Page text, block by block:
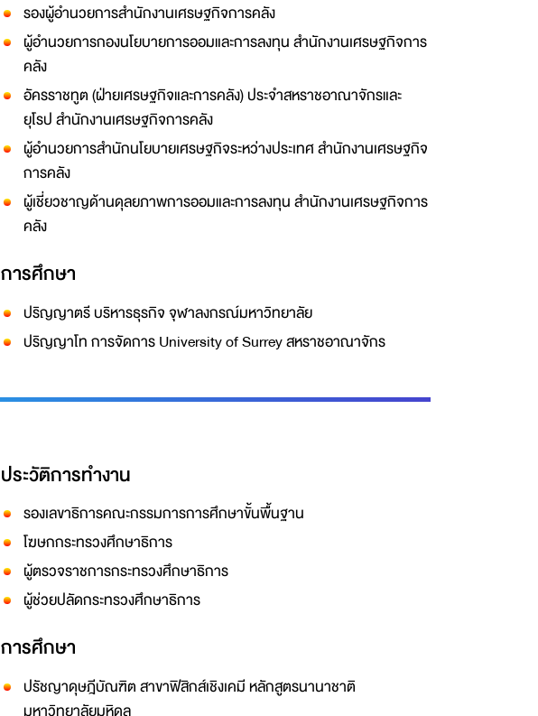
รองผู้อำนวยการสำนักงานเศรษฐกิจการคลัง
ผู้อำนวยการกองนโยบายการออมและการลงทุน สำนักงานเศรษฐกิจการ
คลัง
อัครราชทูต (ฝ่ายเศรษฐกิจและการคลัง) ประจำสหราชอาณาจักรและ
ยุโรป สำนักงานเศรษฐกิจการคลัง
ผู้อำนวยการสำนักนโยบายเศรษฐกิจระหว่างประเทศ สำนักงานเศรษฐกิจ
การคลัง
ผู้เชี่ยวชาญด้านดุลยภาพการออมและการลงทุน สำนักงานเศรษฐกิจการ
คลัง
การศึกษา
ปริญญาตรี บริหารธุรกิจ จุฬาลงกรณ์มหาวิทยาลัย
ปริญญาโท การจัดการ University of Surrey สหราชอาณาจักร
ประวัติการทำงาน
รองเลขาธิการคณะกรรมการการศึกษาขั้นพื้นฐาน
โฆษกกระทรวงศึกษาธิการ
ผู้ตรวจราชการกระทรวงศึกษาธิการ
ผู้ช่วยปลัดกระทรวงศึกษาธิการ
การศึกษา
ปรัชญาดุษฎีบัณฑิต สาขาฟิสิกส์เชิงเคมี หลักสูตรนานาชาติ
มหาวิทยาลัยมหิดล